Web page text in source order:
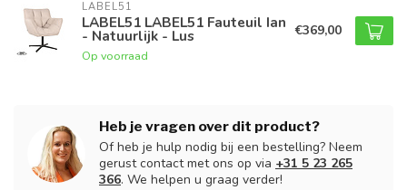
LABEL51
LABEL51 LABEL51 Fauteuil Ian
- Natuurlijk - Lus
Op voorraad
€369,00
Heb je vragen over dit product?
Of heb je hulp nodig bij een bestelling? Neem
gerust contact met ons op via +31 5 23 265
366. We helpen u graag verder!